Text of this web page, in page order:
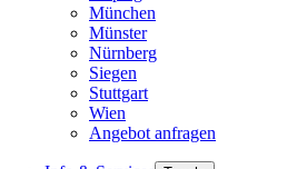
München
Münster
Nürnberg
Siegen
Stuttgart
Wien
Angebot anfragen